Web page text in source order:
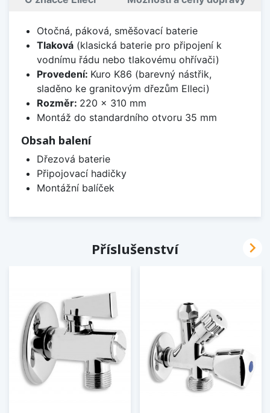
Otočná, páková, směšovací baterie
Tlaková(klasická baterie pro připojení k
vodnímu řádu nebo tlakovému ohřívači)
Provedení: Kuro K86 (barevný nástřik,
sladěno ke granitovým dřezům Elleci)
Rozměr: 220 x 310 mm
Montáž do standardního otvoru 35 mm
Obsah balení
Dřezová baterie
Připojovací hadičky
Montážní balíček
Příslušenství 